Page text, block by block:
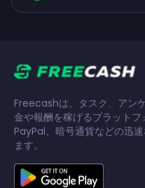
Freecashは、タスク、アン
金や報酬を稼げるプラットフ
PayPal、暗号通貨などの迅
ます。